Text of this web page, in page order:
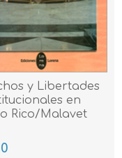
y Libertades
en
Rico/Malavet